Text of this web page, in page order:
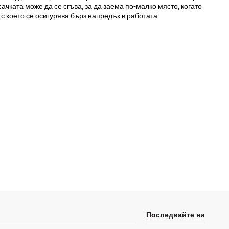
може да се сгъва, за да заема по-малко място, когато
се осигурява бърз напредък в работата.
Последвайте ни